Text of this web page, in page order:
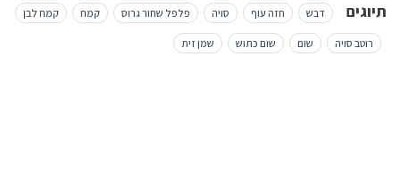
תיוגים דבש חזה עוף סויה פלפל שחור גרוס קמח קמח לבן
רוטב סויה שום שום כתוש שמן זית